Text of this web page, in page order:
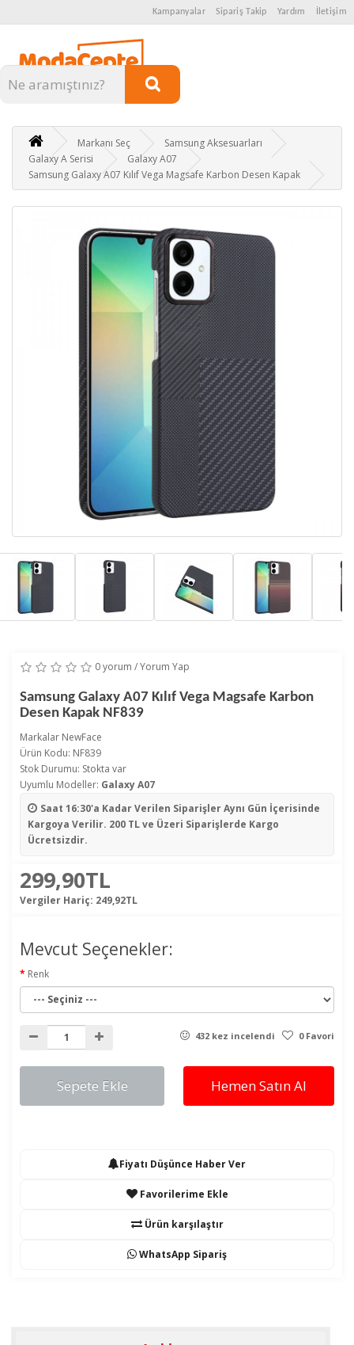
Kampanyalar Sipariş Takip Yardım İletişim
Kategoriler
Markanı Seç
Samsung Aksesuarları
Galaxy A Serisi
Galaxy A07
Samsung Galaxy A07 Kılıf Vega Magsafe Karbon Desen Kapak
0 yorum /Yorum Yap
Samsung Galaxy A07 Kılıf Vega Magsafe Karbon
Desen Kapak NF839
Markalar NewFace
Ürün Kodu: NF839
Stok Durumu: Stokta var
Uyumlu Modeller: Galaxy A07
Saat 16:30'a Kadar Verilen SiparişlerAynı Gün İçerisinde
Kargoya Verilir. 200 TL ve Üzeri Siparişlerde Kargo
Ücretsizdir.
299,90TL
Vergiler Hariç: 249,92TL
Mevcut Seçenekler:
Renk
432 kez incelendi 0 Favori
Sepete Ekle Hemen Satın Al
Fiyatı Düşünce Haber Ver
Favorilerime Ekle
Ürün karşılaştır
WhatsApp Sipariş